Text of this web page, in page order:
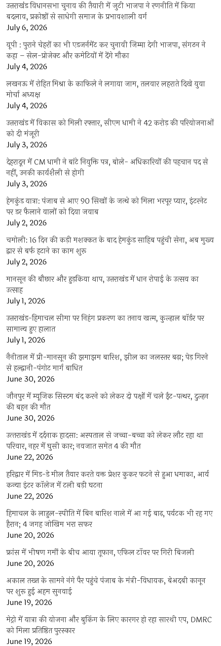
उत्तराखंंड विधानसभा चुनाव की तैयारी में जुटी भाजपा ने रणनीति में किया
बदलाव, प्रकोष्ठों से साधेगी समाज के प्रभावशाली वर्ग
July 6, 2026
यूपी : पुराने चेहरों का भी एडजर्नमेंट कर चुनावी जिम्मा देगी भाजपा, संगठन ने
कहा – सेल-प्रोजेक्ट और कमेटियों में देंगे मौका
July 4, 2026
लखनऊ में रोहित मिश्रा के काफिले ने लगाया जाम, तलवार लहराते दिखे युवा
मोर्चा अध्यक्ष
July 4, 2026
उत्तराखंड में विकास को मिली रफ्तार, सीएम धामी ने 42 करोड़ की परियोजनाओं
को दी मंजूरी
July 3, 2026
देहरादून में CM धामी ने बांटे नियुक्ति पत्र, बोले- अधिकारियों की पहचान पद से
नहीं, उनकी कार्यशैली से होगी
July 3, 2026
हेमकुंड यात्रा: पंजाब से आए 90 सिखों के जत्थे को मिला भरपूर प्यार, इंटरनेट
पर डर फैलाने वालों को दिया जवाब
July 2, 2026
चमोली: 16 दिन की कड़ी मशक्कत के बाद हेमकुंड साहिब पहुंची सेना, अब मुख्य
द्वार से बर्फ हटाने का काम शुरू
July 2, 2026
मानसून की बौछार और हुड़किया थाप, उत्तराखंड में धान रोपाई के उत्सव का
उत्साह
July 1, 2026
उत्तराखंड-हिमाचल सीमा पर निहंग प्रकरण का तनाव खत्म, कुल्हाल बॉर्डर पर
सामान्य हुए हालात
July 1, 2026
नैनीताल में प्री-मानसून की झमाझम बारिश, झील का जलस्तर बढ़ा; पेड़ गिरने
से हल्द्वानी-पंगोट मार्ग बाधित
June 30, 2026
जौनपुर में म्यूजिक सिस्टम बंद करने को लेकर दो पक्षों में चले ईंट-पत्थर, दुल्हन
की बहन की मौत
June 30, 2026
उत्‍तराखंड में दर्दनाक हादसा: अस्पताल से जच्चा-बच्चा को लेकर लौट रहा था
परिवार, नहर में घुसी कार; नवजात समेत 4 की मौत
June 22, 2026
हरिद्वार में मिड-डे मील तैयार करते वक्त प्रेशर कुकर फटने से हुआ धमाका, आर्य
कन्या इंटर कॉलेज में टली बड़ी घटना
June 22, 2026
हिमाचल के लाहुल-स्पीति में बिन बारिश नाले में आ गई बाढ़, पर्यटक भी रह गए
हैरान; 4 जगह जोखिम भरा सफर
June 20, 2026
फ्रांस में भीषण गर्मी के बीच आया तूफान, एफिल टॉवर पर गिरी बिजली
June 20, 2026
अकाल तख्त के सामने नंगे पैर पहुंचे पंजाब के मंत्री-विधायक, बेअदबी कानून
पर शुरू हुई अहम सुनवाई
June 19, 2026
मेट्रो में यात्रा की योजना और बुकिंग के लिए कारगर हो रहा सारथी एप, DMRC
को मिला प्रतिष्ठित पुरस्कार
June 19, 2026